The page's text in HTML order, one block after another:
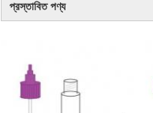
প্রস্তাবিত পণ্য